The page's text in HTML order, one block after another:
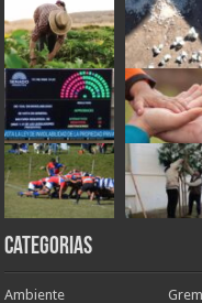
Categorias
Ambiente